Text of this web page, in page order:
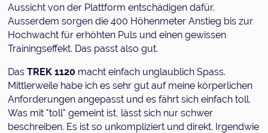
Aussicht von der Plattform entschädigen dafür.
Ausserdem sorgen die 400 Höhenmeter Anstieg bis zur
Hochwacht für erhöhten Puls und einen gewissen
Trainingseffekt. Das passt also gut.
Das TREK 1120 macht einfach unglaublich Spass.
Mittlerweile habe ich es sehr gut auf meine körperlichen
Anforderungen angepasst und es fährt sich einfach toll.
Was mit "toll" gemeint ist, lässt sich nur schwer
beschreiben. Es ist so unkompliziert und direkt. Irgendwie